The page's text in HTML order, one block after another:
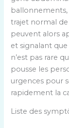
trajet normal de
peuvent alors
et signalant
n’est pas rare
pousse les
urgences pour
rapidement la
Liste des